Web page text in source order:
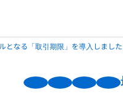
となる「取引期限」を導入しました